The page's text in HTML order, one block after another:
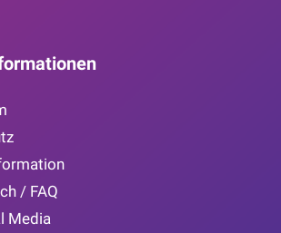
/ FAQ
Media